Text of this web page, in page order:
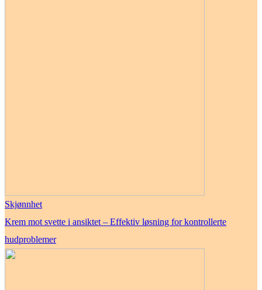
Skjønnhet
Krem mot svette i ansiktet – Effektiv løsning for kontrollerte
hudproblemer